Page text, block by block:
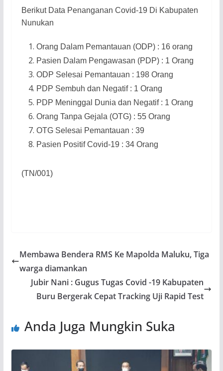
Berikut Data Penanganan Covid-19 Di Kabupaten
Nunukan
Orang Dalam Pemantauan (ODP) : 16 orang
Pasien Dalam Pengawasan (PDP) : 1 Orang
ODP Selesai Pemantauan : 198 Orang
PDP Sembuh dan Negatif : 1 Orang
PDP Meninggal Dunia dan Negatif : 1 Orang
Orang Tanpa Gejala (OTG) : 55 Orang
OTG Selesai Pemantauan : 39
Pasien Positif Covid-19 : 34 Orang
(TN/001)
Membawa Bendera RMS Ke Mapolda Maluku, Tiga
warga diamankan
Jubir Nani : Gugus Tugas Covid -19 Kabupaten
Buru Bergerak Cepat Tracking Uji Rapid Test
Anda Juga Mungkin Suka